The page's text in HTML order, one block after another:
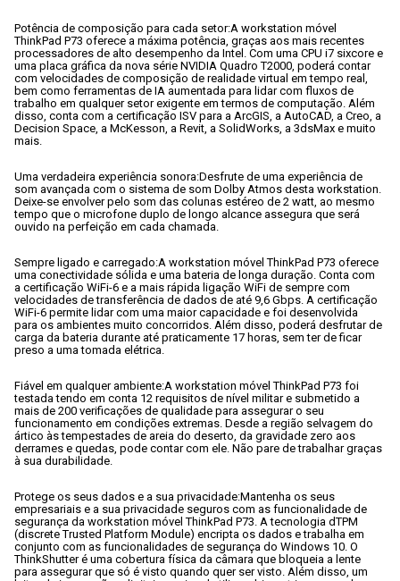
Potência de composição para cada setor:A workstation móvel
ThinkPad P73 oferece a máxima potência, graças aos mais recentes
processadores de alto desempenho da Intel. Com uma CPU i7 sixcore e
uma placa gráfica da nova série NVIDIA Quadro T2000, poderá contar
com velocidades de composição de realidade virtual em tempo real,
bem como ferramentas de IA aumentada para lidar com fluxos de
trabalho em qualquer setor exigente em termos de computação. Além
disso, conta com a certificação ISV para a ArcGIS, a AutoCAD, a Creo, a
Decision Space, a McKesson, a Revit, a SolidWorks, a 3dsMax e muito
mais.
Uma verdadeira experiência sonora:Desfrute de uma experiência de
som avançada com o sistema de som Dolby Atmos desta workstation.
Deixe-se envolver pelo som das colunas estéreo de 2 watt, ao mesmo
tempo que o microfone duplo de longo alcance assegura que será
ouvido na perfeição em cada chamada.
Sempre ligado e carregado:A workstation móvel ThinkPad P73 oferece
uma conectividade sólida e uma bateria de longa duração. Conta com
a certificação WiFi-6 e a mais rápida ligação WiFi de sempre com
velocidades de transferência de dados de até 9,6 Gbps. A certificação
WiFi-6 permite lidar com uma maior capacidade e foi desenvolvida
para os ambientes muito concorridos. Além disso, poderá desfrutar de
carga da bateria durante até praticamente 17 horas, sem ter de ficar
preso a uma tomada elétrica.
Fiável em qualquer ambiente:A workstation móvel ThinkPad P73 foi
testada tendo em conta 12 requisitos de nível militar e submetido a
mais de 200 verificações de qualidade para assegurar o seu
funcionamento em condições extremas. Desde a região selvagem do
ártico às tempestades de areia do deserto, da gravidade zero aos
derrames e quedas, pode contar com ele. Não pare de trabalhar graças
à sua durabilidade.
Protege os seus dados e a sua privacidade:Mantenha os seus
empresariais e a sua privacidade seguros com as funcionalidade de
segurança da workstation móvel ThinkPad P73. A tecnologia dTPM
(discrete Trusted Platform Module) encripta os dados e trabalha em
conjunto com as funcionalidades de segurança do Windows 10. O
ThinkShutter é uma cobertura física da câmara que bloqueia a lente
para assegurar que só é visto quando quer ser visto. Além disso, um